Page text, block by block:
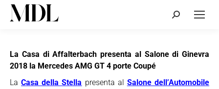
Cerca:
La Casa di Affalterbach presenta al Salone di Ginevra
2018 la Mercedes AMG GT 4 porte Coupé
LaCasa della Stella presenta al Salone dell’Automobile